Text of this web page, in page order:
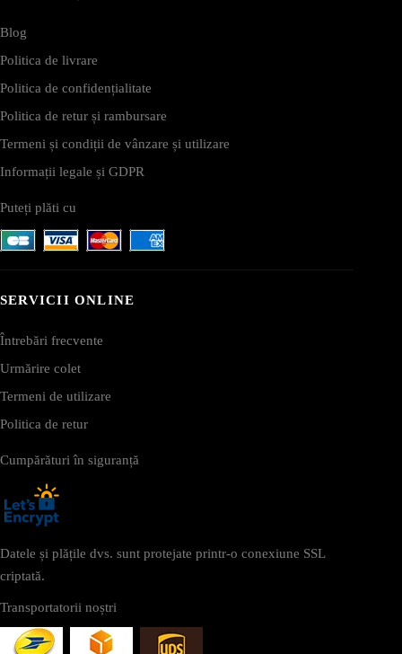
Blog
Politica de livrare
Politica de confidențialitate
Politica de retur și rambursare
Termeni și condiții de vânzare și utilizare
Informații legale și GDPR
Puteți plăti cu
SERVICII ONLINE
Întrebări frecvente
Urmărire colet
Termeni de utilizare
Politica de retur
Cumpărături în siguranță
Datele și plățile dvs. sunt protejate printr-o conexiune SSL
criptată.
Transportatorii noștri